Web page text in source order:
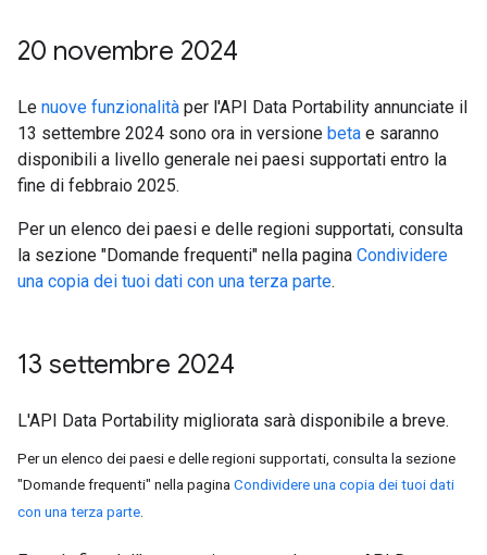
20 novembre 2024
Le nuove funzionalità per l'API Data Portability annunciate il
13 settembre 2024 sono ora in versione beta e saranno
disponibili a livello generale nei paesi supportati entro la
fine di febbraio 2025.
Per un elenco dei paesi e delle regioni supportati, consulta
la sezione "Domande frequenti" nella pagina Condividere
una copia dei tuoi dati con una terza parte.
13 settembre 2024
L'API Data Portability migliorata sarà disponibile a breve.
Per un elenco dei paesi e delle regioni supportati, consulta la sezione
"Domande frequenti" nella pagina Condividere una copia dei tuoi dati
con una terza parte